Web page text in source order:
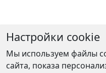
Настройки cookie
Мы используем файлы
сайта, показа